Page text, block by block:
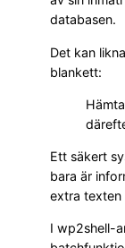
databasen.
Det kan
blankett:
Ett säkert
bara är
extra texten
I wp2shell-